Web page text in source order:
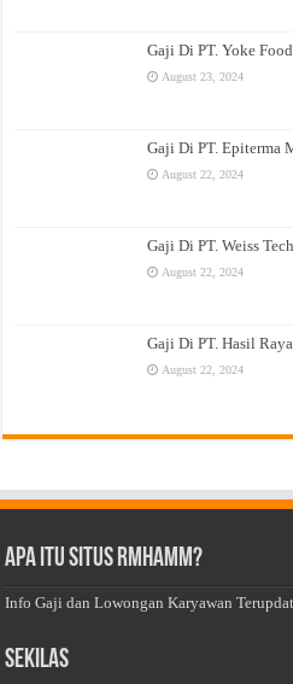
Gaji Di PT. Yoke
August 23, 2024
Gaji Di PT. Epiterma
August 22, 2024
Gaji Di PT. Weiss Tech
August 22, 2024
Gaji Di PT. Hasil
August 22, 2024
Apa Itu Situs Rmhamm?
Info Gaji dan Lowongan Karyawan
Sekilas